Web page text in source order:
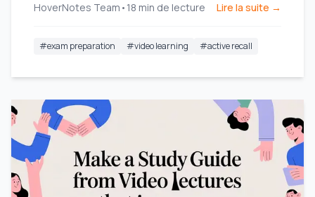
mémoire et votre rétention.
HoverNotes Team • 18 min de lecture Lire la suite →
#exam preparation #video learning #active recall